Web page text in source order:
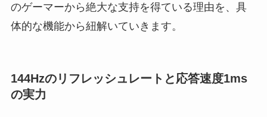
のゲーマーから絶大な支持を得ている理由を、具
体的な機能から紐解いていきます。
144Hzのリフレッシュレートと応答速度1ms
の実力